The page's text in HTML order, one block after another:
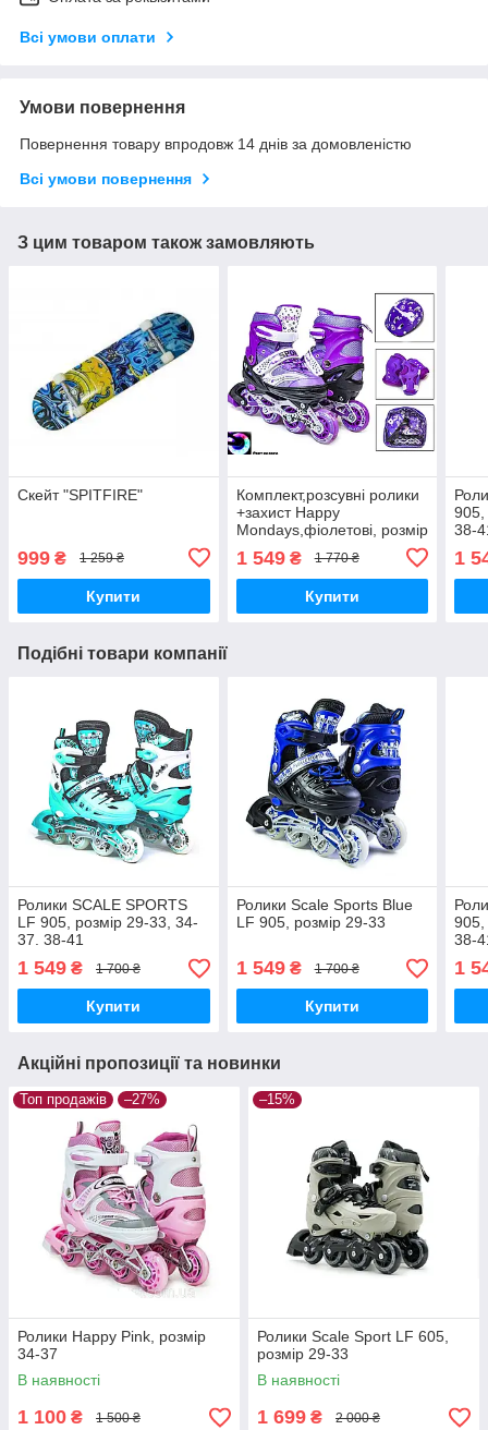
Всі умови оплати
Умови повернення
Повернення товару впродовж 14 днів за домовленістю
Всі умови повернення
З цим товаром також замовляють
Скейт "SPITFIRE"
999 ₴ 1 259 ₴
Купити
Комплект,розсувні ролики
+захист Happy
Mondays,фіолетові, розмір
1 549₴ 1 770 ₴
Купити
905,
38-
1
Подібні товари компанії
Ролики SCALE SPORTS
LF 905, розмір 29-33, 34-
37. 38-41
1 549 ₴ 1 700 ₴
Купити
Ролики Scale Sports Blue
LF 905, розмір 29-33
1 549₴ 1 700 ₴
Купити
905,
38-
1
Акційні пропозиції та новинки
Топ продажів –27%
Ролики Happy Pink, розмір
34-37
В наявності
1 100 ₴ 1 500 ₴
–15%
Ролики Scale Sport LF 605,
розмір 29-33
В наявності
1 699 ₴ 2 000 ₴